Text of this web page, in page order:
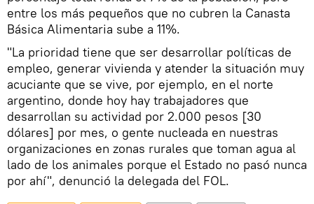
entre los más pequeños que no cubren la Canasta
Básica Alimentaria sube a 11%.
"La prioridad tiene que ser desarrollar políticas de
empleo, generar vivienda y atender la situación muy
acuciante que se vive, por ejemplo, en el norte
argentino, donde hoy hay trabajadores que
desarrollan su actividad por 2.000 pesos [30
dólares] por mes, o gente nucleada en nuestras
organizaciones en zonas rurales que toman agua al
lado de los animales porque el Estado no pasó nunca
por ahí", denunció la delegada del FOL.